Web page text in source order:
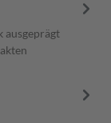
ausgeprägt